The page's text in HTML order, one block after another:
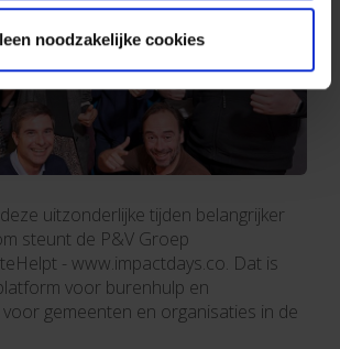
noodzakelijke cookies
uitzonderlijke tijden belangrijker
steunt de P&V Groep
- www.impactdays.co. Dat is
voor burenhulp en
gemeenten en organisaties in de